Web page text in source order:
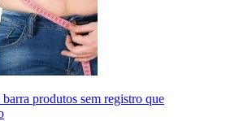
produtos sem registro que